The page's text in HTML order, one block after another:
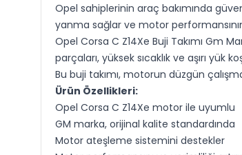
Opel sahiplerinin araç bakımında
yanma sağlar ve motor
Opel Corsa C Z14Xe Buji Takımı Gm
parçaları, yüksek sıcaklık ve aşırı
Bu buji takımı, motorun düzgün
Ürün Özellikleri:
Opel Corsa C Z14Xe motor ile uyumlu
GM marka, orijinal kalite standardında
Motor ateşleme sistemini destekler